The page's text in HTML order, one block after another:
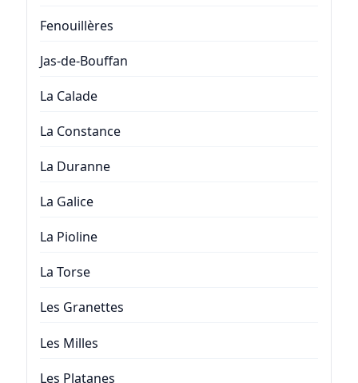
Fenouillères
Jas-de-Bouffan
La Calade
La Constance
La Duranne
La Galice
La Pioline
La Torse
Les Granettes
Les Milles
Les Platanes